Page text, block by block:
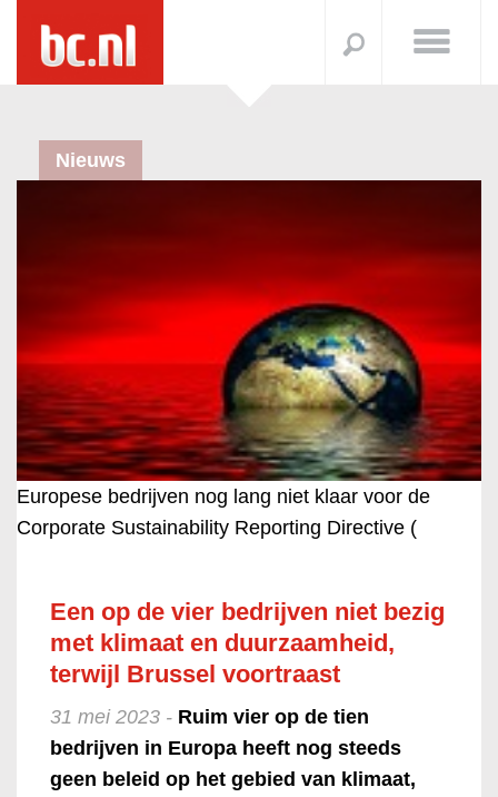
Nieuws
Europese bedrijven nog lang niet klaar voor de
Corporate Sustainability Reporting Directive (
Een op de vier bedrijven niet bezig
met klimaat en duurzaamheid,
terwijl Brussel voortraast
31 mei 2023 - Ruim vier op de tien
bedrijven in Europa heeft nog steeds
geen beleid op het gebied van klimaat,